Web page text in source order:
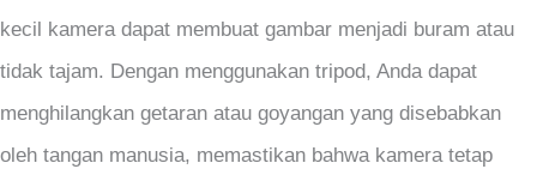
kecil kamera dapat membuat gambar menjadi buram atau
tidak tajam. Dengan menggunakan tripod, Anda dapat
menghilangkan getaran atau goyangan yang disebabkan
oleh tangan manusia, memastikan bahwa kamera tetap